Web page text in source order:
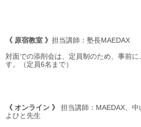
《 原宿教室 》担当講師：塾長MAEDAX
対面での添削会は、定員制のため、事前に
す。（定員6名まで）
《 オンライン 》担当講師：MAEDAX、
よひと先生